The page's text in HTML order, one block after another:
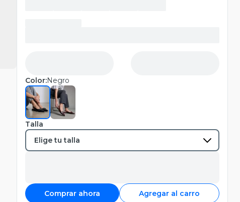
Color:Negro
Talla
Comprar ahora Agregar al carro